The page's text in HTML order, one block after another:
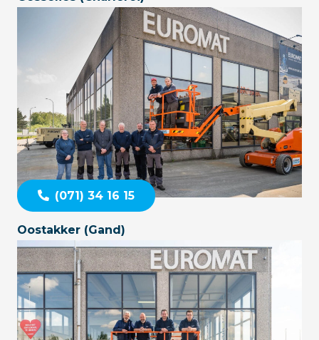
(071) 34 16 15
Oostakker (Gand)